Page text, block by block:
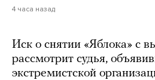
4 часа назад
Иск о снятии «Яблока» с
рассмотрит судья,
экстремистской